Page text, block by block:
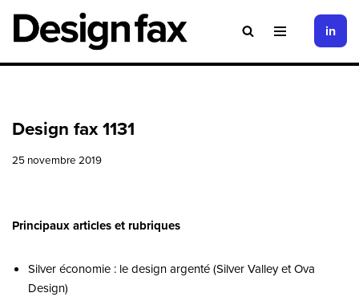
Aller
au
in
Design fax 1131
25 novembre 2019
Principaux articles et rubriques
Silver économie : le design argenté (Silver Valley et Ova
Design)